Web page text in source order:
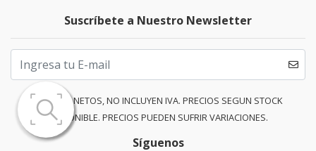
Suscríbete a Nuestro Newsletter
PRECIOS NETOS, NO INCLUYEN IVA. PRECIOS SEGUN STOCK
DISPONIBLE. PRECIOS PUEDEN SUFRIR VARIACIONES.
Síguenos